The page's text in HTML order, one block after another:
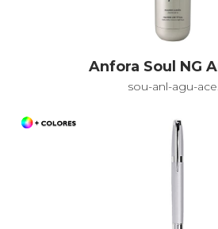
Anfora Soul NG
sou-anl-agu-